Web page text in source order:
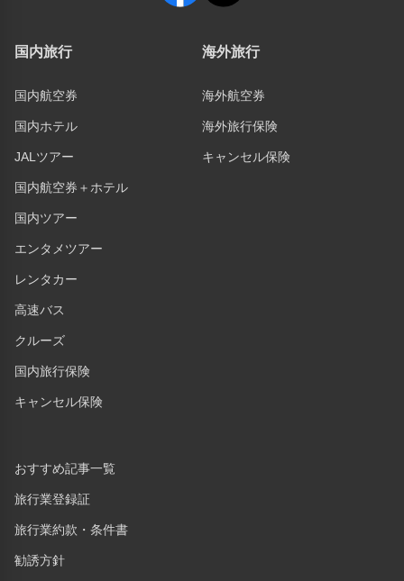
国内旅行
国内航空券
国内ホテル
JALツアー
国内航空券＋ホテル
国内ツアー
エンタメツアー
レンタカー
高速バス
クルーズ
国内旅行保険
キャンセル保険
海外旅行
海外航空券
海外旅行保険
キャンセル保険
おすすめ記事一覧
旅行業登録証
旅行業約款・条件書
勧誘方針